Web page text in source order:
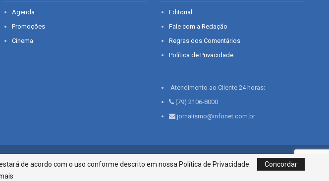
Agenda
Promoções
Cinema
Editorial
Fale com a Redação
Regras dos Comentários
Política de Privacidade
Atendimento ao Cliente 24 horas:
(79) 2106-8000
jornalismo@infonet.com.br
Infonet - Rua Monsenhor Silveira 276, Bairro São José | Aracaju-SE, CEP 49015-030, Fone: 79.2106.8000 - CI
Centro de Informações LTDA
de acordo com o uso conforme descrito em nossa Política de Privacidade.
Concordar